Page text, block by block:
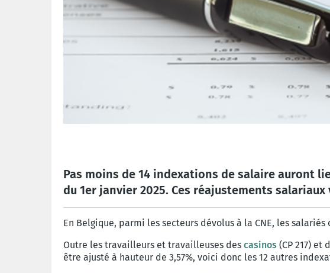
Pas moins de 14 indexations de salaire auront
du 1er janvier 2025. Ces réajustements
En Belgique, parmi les secteurs dévolus à la CNE, les
Outre les travailleurs et travailleuses des casinos (CP 217) et
être ajusté à hauteur de 3,57%, voici donc les 12 autres